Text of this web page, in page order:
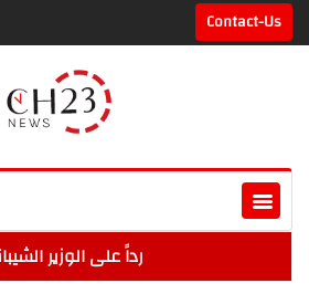
Contact-Us
رداً على الوزير